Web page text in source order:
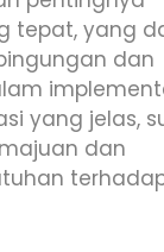
tepat, yang
dan
yang jelas,
dan